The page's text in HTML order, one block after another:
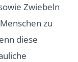
Zwiebeln
zu
diese